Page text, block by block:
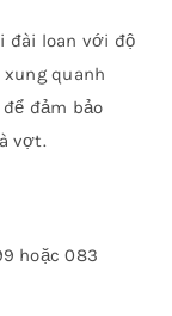
đài loan với độ
quanh
đảm bảo
vợt.
hoặc 083